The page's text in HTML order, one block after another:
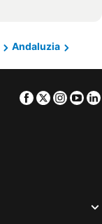
Andaluzia
Facebook
Twitter